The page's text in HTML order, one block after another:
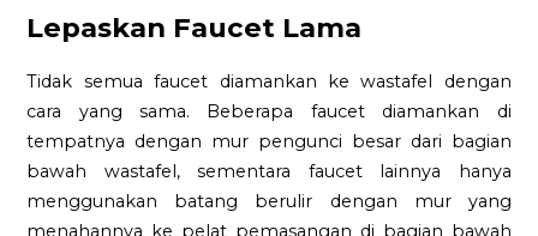
Lepaskan Faucet Lama
Tidak semua faucet diamankan ke wastafel dengan
cara yang sama. Beberapa faucet diamankan di
tempatnya dengan mur pengunci besar dari bagian
bawah wastafel, sementara faucet lainnya hanya
menggunakan batang berulir dengan mur yang
menahannya ke pelat pemasangan di bagian bawah